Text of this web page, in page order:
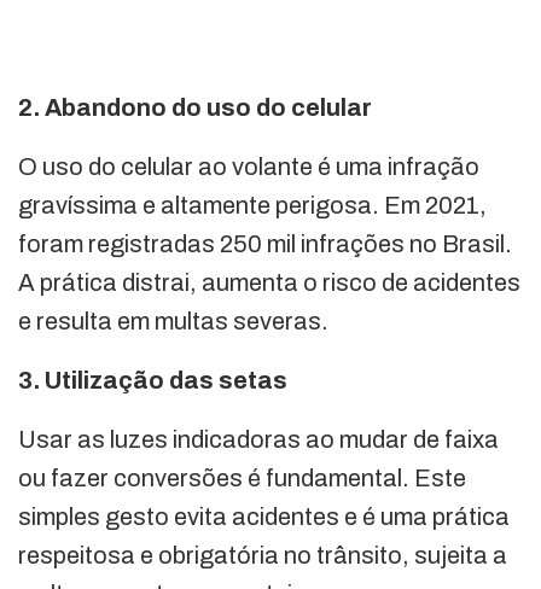
2. Abandono do uso do celular
O uso do celular ao volante é uma infração
gravíssima e altamente perigosa. Em 2021,
foram registradas 250 mil infrações no Brasil.
A prática distrai, aumenta o risco de acidentes
e resulta em multas severas.
3. Utilização das setas
Usar as luzes indicadoras ao mudar de faixa
ou fazer conversões é fundamental. Este
simples gesto evita acidentes e é uma prática
respeitosa e obrigatória no trânsito, sujeita a